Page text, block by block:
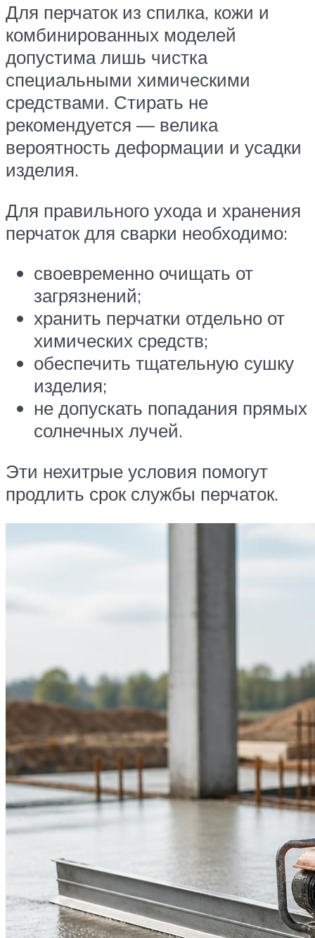
Для перчаток из спилка, кожи и
комбинированных моделей
допустима лишь чистка
специальными химическими
средствами. Стирать не
рекомендуется — велика
вероятность деформации и усадки
изделия.
Для правильного ухода и хранения
перчаток для сварки необходимо:
своевременно очищать от
загрязнений;
хранить перчатки отдельно от
химических средств;
обеспечить тщательную сушку
изделия;
не допускать попадания прямых
солнечных лучей.
Эти нехитрые условия помогут
продлить срок службы перчаток.